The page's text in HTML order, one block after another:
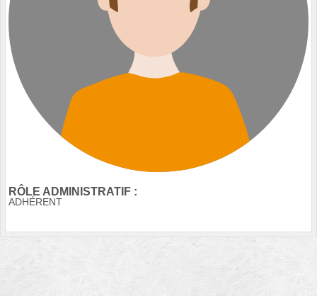
RÔLE ADMINISTRATIF :
ADHÉRENT